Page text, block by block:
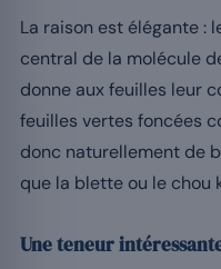
La raison est élégante :
central de la molécule
donne aux feuilles leur
feuilles vertes foncées
donc naturellement de
que la blette ou le chou
Une teneur